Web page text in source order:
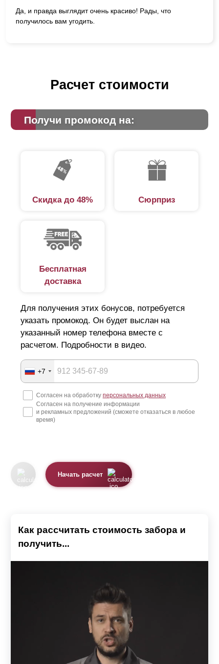
Да, и правда выглядит очень красиво! Рады, что
получилось вам угодить.
Расчет стоимости
Получи промокод на:
Скидка до 48% Сюрприз
Бесплатная
доставка
Для получения этих бонусов, потребуется
указать промокод. Он будет выслан на
указанный номер телефона вместе с
расчетом. Подробности в видео.
+7
Согласен на обработку персональных данных
Согласен на получение информации
и рекламных предложений (сможете отказаться в любое
время)
Начать расчет
Как рассчитать стоимость забора и
получить...